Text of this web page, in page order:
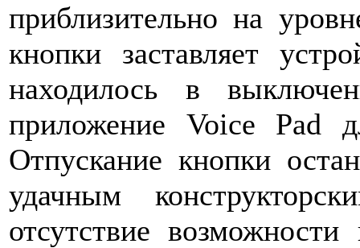
приблизительно на
кнопки заставляет
находилось в
приложение Voice Pad
Отпускание кнопки
удачным
отсутствие